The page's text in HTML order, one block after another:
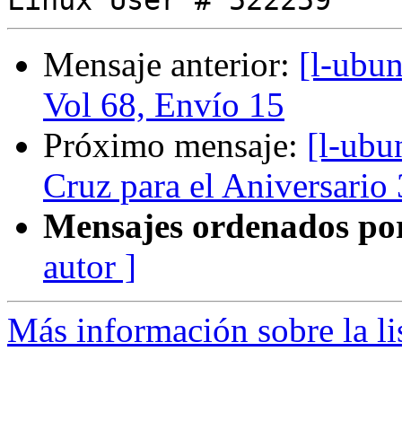
Mensaje anterior: [l-
Vol 68, Envío 15
Próximo mensaje: [l-
Cruz para el Aniversario
Mensajes ordenados
autor ]
Más información sobre la